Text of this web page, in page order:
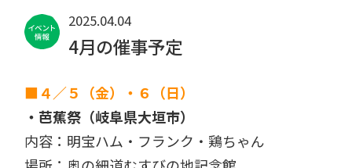
2025.04.04
4月の催事予定
■４／５（金）・６（日）
・芭蕉祭（岐阜県大垣市）
内容：明宝ハム・フランク・鶏ちゃん